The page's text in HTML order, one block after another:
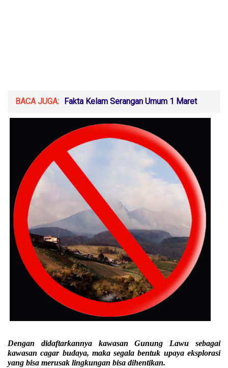
BACA JUGA: Fakta Kelam Serangan Umum 1 Maret
Dengan didaftarkannya kawasan Gunung Lawu sebagai
kawasan cagar budaya, maka segala bentuk upaya eksplorasi
yang bisa merusak lingkungan bisa dihentikan.